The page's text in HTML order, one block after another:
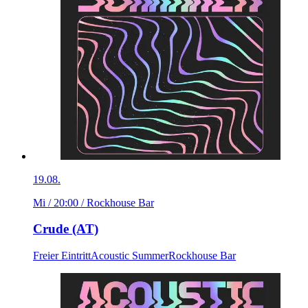
19.08.
Mi / 20:00 / Rockhouse Bar
Crude (AT)
Freier EintrittAcoustic SummerRockhouse Bar